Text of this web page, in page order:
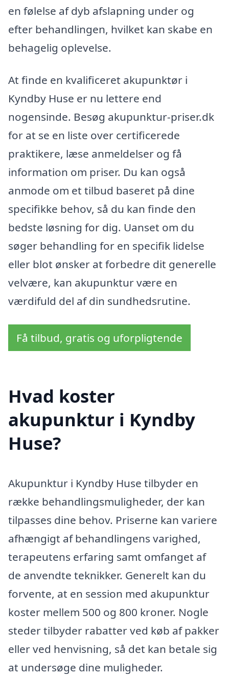
en følelse af dyb afslapning under og
efter behandlingen, hvilket kan skabe en
behagelig oplevelse.
At finde en kvalificeret akupunktør i
Kyndby Huse er nu lettere end
nogensinde. Besøg akupunktur-priser.dk
for at se en liste over certificerede
praktikere, læse anmeldelser og få
information om priser. Du kan også
anmode om et tilbud baseret på dine
specifikke behov, så du kan finde den
bedste løsning for dig. Uanset om du
søger behandling for en specifik lidelse
eller blot ønsker at forbedre dit generelle
velvære, kan akupunktur være en
værdifuld del af din sundhedsrutine.
Få tilbud, gratis og uforpligtende
Hvad koster
akupunktur i Kyndby
Huse?
Akupunktur i Kyndby Huse tilbyder en
række behandlingsmuligheder, der kan
tilpasses dine behov. Priserne kan variere
afhængigt af behandlingens varighed,
terapeutens erfaring samt omfanget af
de anvendte teknikker. Generelt kan du
forvente, at en session med akupunktur
koster mellem 500 og 800 kroner. Nogle
steder tilbyder rabatter ved køb af pakker
eller ved henvisning, så det kan betale sig
at undersøge dine muligheder.